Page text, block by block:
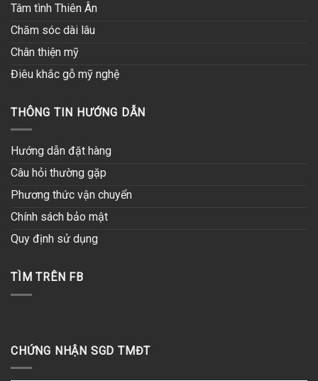
Tâm tình Thiên Ân
Chăm sóc dài lâu
Chân thiện mỹ
Điêu khắc gỗ mỹ nghệ
THÔNG TIN HƯỚNG DẪN
Hướng dẫn đặt hàng
Câu hỏi thường gặp
Phương thức vận chuyển
Chính sách bảo mật
Quy định sử dụng
TÌM TRÊN FB
CHỨNG NHẬN SGD TMĐT